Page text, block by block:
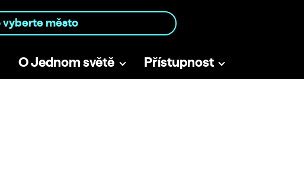
O Jednom světě Přístupnost